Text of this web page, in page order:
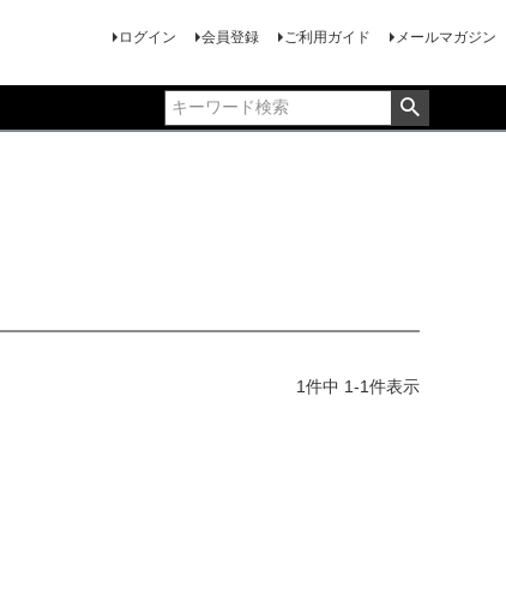
ログイン 会員登録 ご利用ガイド メールマガジン
1件中 1-1件表示